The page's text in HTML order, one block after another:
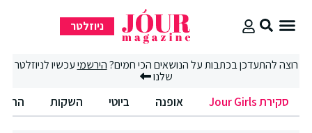
ניוזלטר
רוצה להתעדכן בכתבות על הנושאים הכי חמים?הירשמיעכשיו לניוזלטר
שלנו
סקירת Jour Girls אופנה ביוטי השקות